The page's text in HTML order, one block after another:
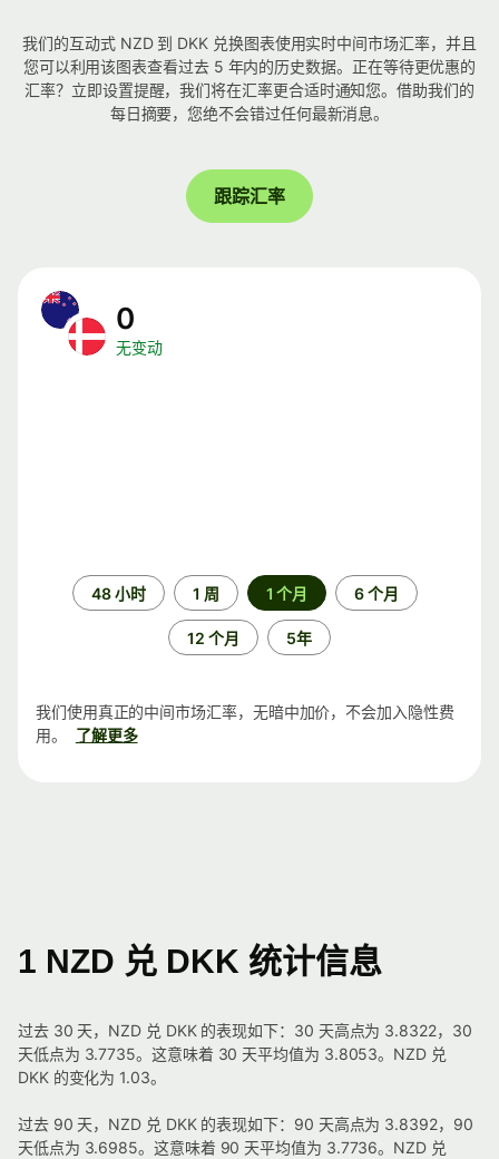
我们的互动式 NZD 到 DKK 兑换图表使用实时中间市场汇率，并且
您可以利用该图表查看过去 5 年内的历史数据。正在等待更优惠的
汇率？立即设置提醒，我们将在汇率更合适时通知您。借助我们的
每日摘要，您绝不会错过任何最新消息。
跟踪汇率
0
无变动
48 小时 1 周 1 个月 6 个月
12 个月 5年
我们使用真正的中间市场汇率，无暗中加价，不会加入隐性费
用。
了解更多
1 NZD 兑 DKK 统计信息
过去 30 天，NZD 兑 DKK 的表现如下：30 天高点为 3.8322，30
天低点为 3.7735。这意味着 30 天平均值为 3.8053。NZD 兑
DKK 的变化为 1.03。
过去 90 天，NZD 兑 DKK 的表现如下：90 天高点为 3.8392，90
天低点为 3.6985。这意味着 90 天平均值为 3.7736。NZD 兑